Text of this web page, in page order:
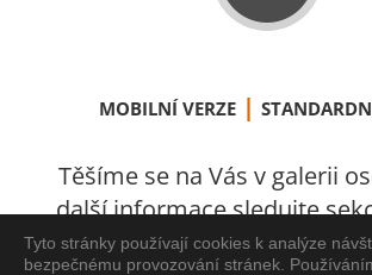
Tyto stránky používají cookies k analýze
bezpečnému provozování stránek.
MOBILNÍ VERZE |
Těšíme se na Vás v galerii
další informace sledujte
S láskou vytvořeno v